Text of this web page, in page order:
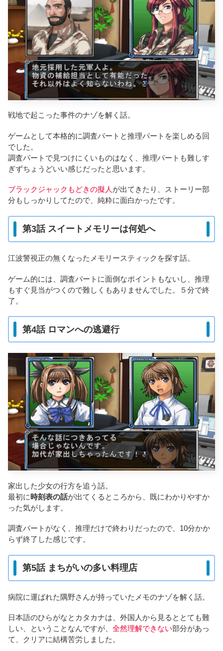
戦地で起こった事件のナゾを解く話。
ゲームとして本格的に調査パートと推理パートを楽しめる回
でした。
調査パートで見つけにくいものはなく、推理パートも難しす
ぎずちょうどいい感じだったと思います。
ブラックジャックもどきの擬人が出てきたり、ストーリー部
分もしっかりしてたので、純粋に面白かったです。
第3話 スイートメモリーは何処へ
江波警視正の無くなったメモリースティックを探す話。
ゲーム的には、調査パートに面倒なポイントもないし、推理
もすぐ見当がつくので難しくもありませんでした。５分で終
了。
第4話 ロマンへの逃避行
家出した少女の行方を追う話。
最初に時刻表の話が出てくるところから、既にわかりやすか
った気がします。
調査パートがなく、推理だけで終わりだったので、10分かか
らず終了した感じです。
第5話 まちがいの多い料理店
病院に運ばれた隅野さんが持っていたメモのナゾを解く話。
日本語のひらがなとカタカナは、外国人から見るととても難
しい、ということなんですが、 全然理解できない部分があっ
て、クリアに結構苦労しました。